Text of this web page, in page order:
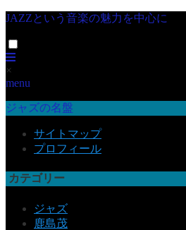
JAZZという音楽の魅力を中心に
×
menu
ジャズの名盤
サイトマップ
プロフィール
カテゴリー
ジャズ
鹿島茂